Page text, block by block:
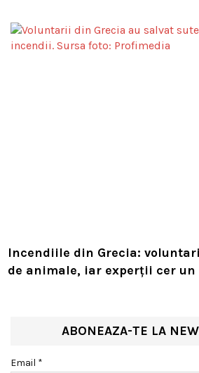
Incendiile din Grecia:
de animale, iar experții cer un
ABONEAZA-TE LA
Email *